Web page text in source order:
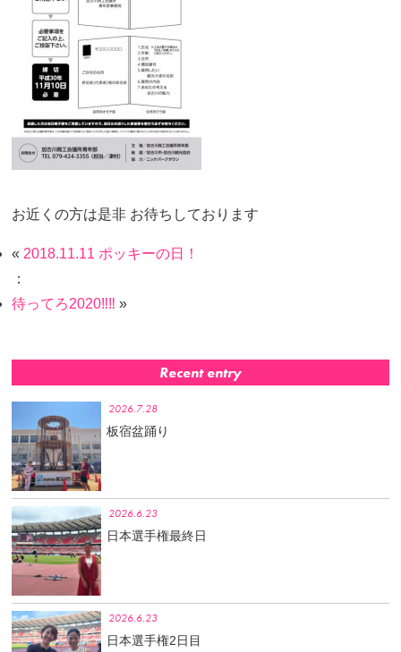
お近くの方は是非 お待ちしております
« 2018.11.11 ポッキーの日！
：
待ってろ2020‼️‼️ »
Recent entry
2026.7.28
板宿盆踊り
2026.6.23
日本選手権最終日
2026.6.23
日本選手権2日目